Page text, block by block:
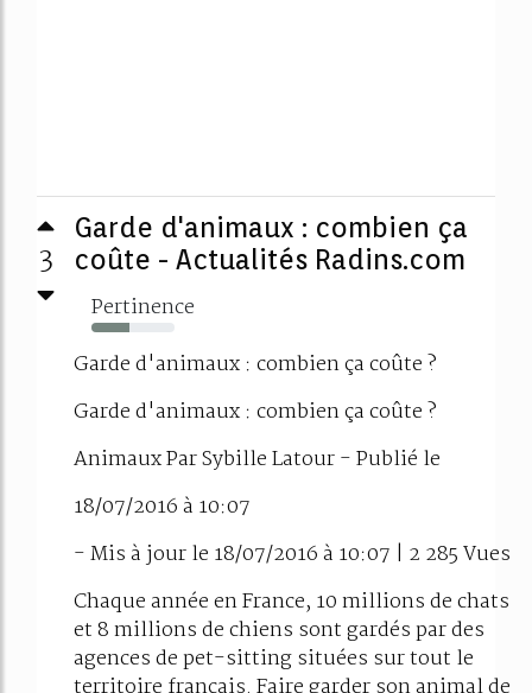
3
Garde d'animaux : combien ça
coûte - Actualités Radins.com
Pertinence
45%
Garde d'animaux : combien ça coûte ?
Garde d'animaux : combien ça coûte ?
Animaux Par Sybille Latour - Publié le
18/07/2016 à 10:07
- Mis à jour le 18/07/2016 à 10:07 | 2 285 Vues
Chaque année en France, 10 millions de chats
et 8 millions de chiens sont gardés par des
agences de pet-sitting situées sur tout le